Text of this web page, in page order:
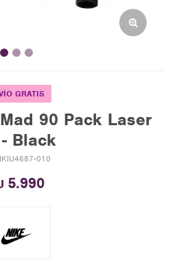
GRATIS
90 Pack Laser
Black
010
5.990